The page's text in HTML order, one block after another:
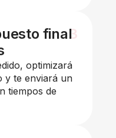
3
final
optimizará
y te enviará un
tiempos de